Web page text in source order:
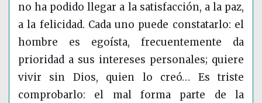
no ha podido llegar a la satisfacción, a la paz,
a la felicidad. Cada uno puede constatarlo: el
hombre es egoísta, frecuentemente da
prioridad a sus intereses personales; quiere
vivir sin Dios, quien lo creó… Es triste
comprobarlo: el mal forma parte de la